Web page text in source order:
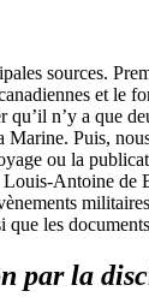
sources.
et le
n’y a que
Marine. Puis,
ou la
Antoine
que les
par la